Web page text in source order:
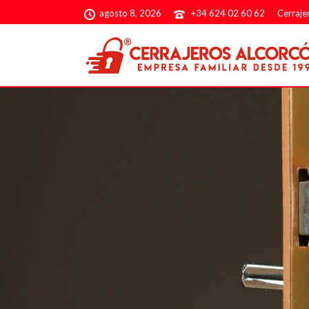
agosto 8, 2026 +34 624 02 60 62